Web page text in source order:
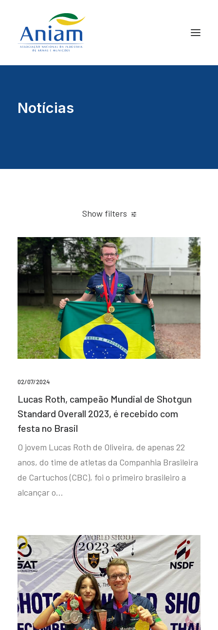
Notícias
Show filters
02/07/2024
Lucas Roth, campeão Mundial de Shotgun
Standard Overall 2023, é recebido com
festa no Brasil
O jovem Lucas Roth de Oliveira, de apenas 22
anos, do time de atletas da Companhia Brasileira
de Cartuchos (CBC), foi o primeiro brasileiro a
alcançar o…